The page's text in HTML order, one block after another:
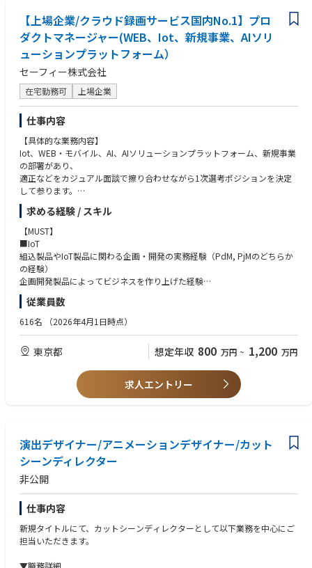
<具体例>
・担当タイトルのプロモーションプランの立案、実行
（WEB、SNS、マスメディア、オフラインイベント等、幅広い手法を使用
できます）
・担当タイトルのブランディング戦略の立案、実行
・市場や競合企業の調査や分析、実施施策の効果測定や分析
・プロモーションプラン実行のためのパートナー選定・運用
・WEBメディア、ソーシャルメディア、オフラインメディアを使ったプロ
モーションプランの立案・企画推進
・エンタメ（主にゲーム）市場調査・分析、競合企業やサービスの調査・
分析
・担当タイトル、またはDMM GAMESのブランディング戦略の企画・立
案、実行
■■■プロダクトマーケティングミッション■■■
DMMGAMESパブリッシングタイトルのプロモーション活動を担う。
● タイトルの集客戦略立案、及び集客プロモーションを行う
● タイトルイベントに対するプロモーションを行い、売上の最大化を行う
・ソーシャルゲーム、またはゲームプラットフォームビジネスへの深い理
解
・5名以上のメンバーマネジメント経験（目標設定、評価、育成、組織マ
ネジメントの一連の実務経験）
【上場企業/クラウド録画サービス国内No.1】プロ
ダクトマネージャー(WEB、Iot、新規事業、AIソリ
ューションプラットフォーム）
セーフィー株式会社
在宅勤務可 上場企業
仕事内容
【具体的な業務内容】
Iot、WEB・モバイル、AI、AIソリューションプラットフォーム、新規事業
の部署があり、
適正などをカジュアル面談で擦り合わせながら1次選考ポジションを決定
して参ります。
■IoTデバイス
IoTプロダクトマネージャーの部署は、IoTデバイスプロダクトの企画開発
を推進しており、現在、10名ほどのプロダクトマネージャーが在籍してい
ます。
常時、プロダクトの新規企画／開発〜お客様のフィードバックを受けての
改善活動など、いくつかのプロジェクトを、同時多発的に展開しており、
機能改善といった、企画開発を推進するための幅広い役割を担っていま
す。
既に多くのプロダクトがあらゆる業界・社会に導入され、活躍している中
一方で、これらIoTデバイスの企画開発は、比較的長期にかかることが多
には、今後も更なるプロダクトマネージャーの参画が必要です。
IoTプロダクトマネージャーとして、当社のサービスに不可欠なカメラやネ
■WEB・モバイルアプリケーション
あらゆる映像データ・デバイスをクラウドで統合管理したサービスのプロ
ダクトマネージャーとして、顧客価値向上と事業成長に責任を持ちます。
徹底した顧客理解をベースに、プロダクトが進むべき方向を定義し、企
画、開発、運用、改善を統括する重要な役割を担います。仮説の定義、新
規機能・新サービスの立案を行い、社内のステークホルダーとの協業を推
進しながら顧客のビジネス価値を最大化することが主要なミッションで
す。
求める経験 / スキル
【MUST】
■IoT
組込製品やIoT製品に関わる企画・開発の実務経験（PdM, PjMのどちらか
の経験）
企画開発製品によってビジネスを作り上げた経験
ハードウェア開発ベンダーの選定、開発内容の折衝、開発マネジメント
社内外のステークホルダーとの調整・交渉を通して商品企画を推進した経
験
客ターゲットの選定、要件定義と優先順位付けが出来る方）
■WEB・モバイルアプリケーション
WEBサービスにおけるプロダクトマネジメントの実務経験（3年以上）
PoCのみならず、PMF・グロースフェーズまでの実績があると尚可
企画書、要件定義書などのドキュメント作成能力
事業会社でのサービス設計/運用構築経験
■AIプロダクト
・事業会社におけるプロダクトマネジメントの経験
・コンサルティング会社で事業やIT戦略、企画策定・推進に携わった経験
・企画立案、要求定義からリリースまでの一連のプロセスを推進した経験
・エンジニアやデザイナーなどと協力してサービスを構築した経験
従業員数
616名 （2026年4月1日時点）
東京都 想定年収 800 万円 ~ 1,200 万円
求人エントリー
演出デザイナー/アニメーションデザイナー/カット
シーンディレクター
非公開
仕事内容
新規タイトルにて、カットシーンディレクターとして以下業務を中心にご
担当いただきます。